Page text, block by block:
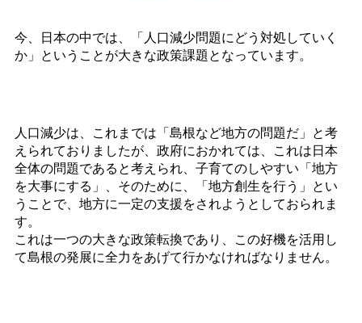
今、日本の中では、「人口減少問題にどう対処していく
か」ということが大きな政策課題となっています。
人口減少は、これまでは「島根など地方の問題だ」と考
えられておりましたが、政府におかれては、これは日本
全体の問題であると考えられ、子育てのしやすい「地方
を大事にする」、そのために、「地方創生を行う」とい
うことで、地方に一定の支援をされようとしておられま
す。
これは一つの大きな政策転換であり、この好機を活用し
て島根の発展に全力をあげて行かなければなりません。